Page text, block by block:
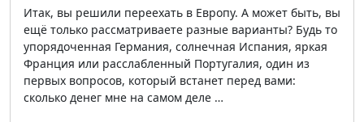
Итак, вы решили переехать в Европу. А может быть, вы
ещё только рассматриваете разные варианты? Будь то
упорядоченная Германия, солнечная Испания, яркая
Франция или расслабленный Португалия, один из
первых вопросов, который встанет перед вами:
сколько денег мне на самом деле …